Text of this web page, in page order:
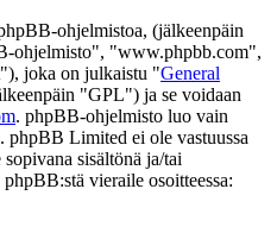
ohjelmistoa, (jälkeenpäin
ohjelmisto", "www.phpbb.com",
joka on julkaistu "General
"GPL") ja se voidaan
. phpBB-ohjelmisto luo vain
phpBB Limited ei ole vastuussa
sisältönä ja/tai
vieraile osoitteessa: